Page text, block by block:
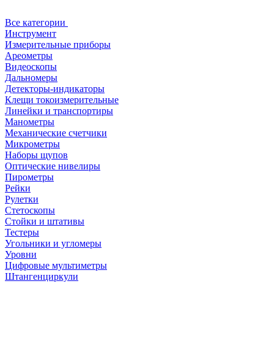
Все категории
Инструмент
Измерительные приборы
Ареометры
Видеоскопы
Дальномеры
Детекторы-индикаторы
Клещи токоизмерительные
Линейки и транспортиры
Манометры
Механические счетчики
Микрометры
Наборы щупов
Оптические нивелиры
Пирометры
Рейки
Рулетки
Стетоскопы
Стойки и штативы
Тестеры
Угольники и угломеры
Уровни
Цифровые мультиметры
Штангенциркули